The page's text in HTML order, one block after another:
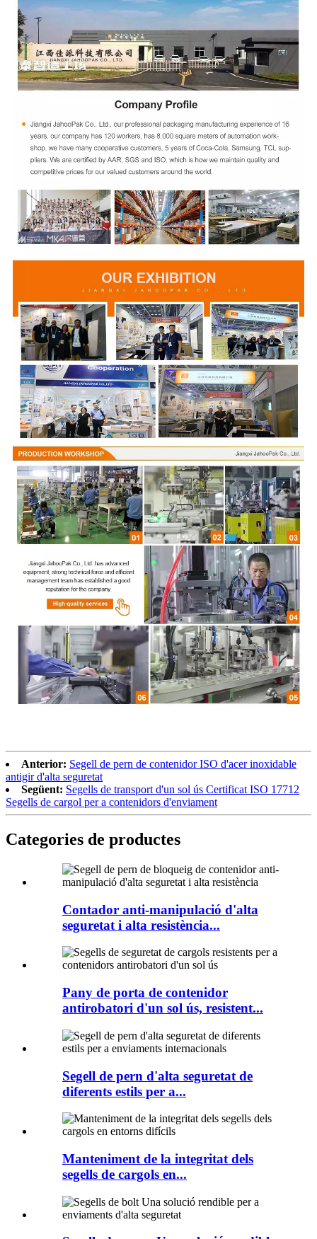
Anterior: Segell de pern de contenidor ISO d'acer inoxidable
antigir d'alta seguretat
Següent: Segells de transport d'un sol ús Certificat ISO 17712
Segells de cargol per a contenidors d'enviament
Categories de productes
Contador anti-manipulació d'alta
seguretat i alta resistència...
Pany de porta de contenidor
antirobatori d'un sol ús, resistent...
Segell de pern d'alta seguretat de
diferents estils per a...
Manteniment de la integritat dels
segells de cargols en...